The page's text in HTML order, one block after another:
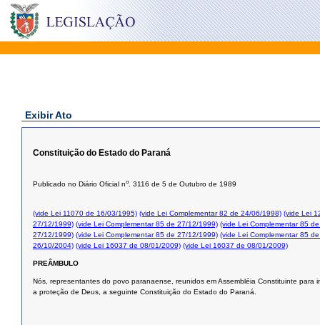
Exibir Ato
Constituição do Estado do Paraná
Publicado no Diário Oficial no. 3116 de 5 de Outubro de 1989
(vide Lei 11070 de 16/03/1995) (vide Lei Complementar 82 de 24/06/1998) (vide Lei
27/12/1999) (vide Lei Complementar 85 de 27/12/1999) (vide Lei Complementar 85
27/12/1999) (vide Lei Complementar 85 de 27/12/1999) (vide Lei Complementar 85
26/10/2004) (vide Lei 16037 de 08/01/2009) (vide Lei 16037 de 08/01/2009)
PREÂMBULO
Nós, representantes do povo paranaense, reunidos em Assembléia Constituinte
a proteção de Deus, a seguinte Constituição do Estado do Paraná.